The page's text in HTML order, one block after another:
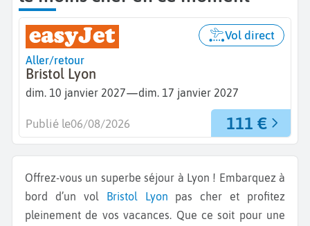
Aller/retour
Bristol Lyon
dim. 10 janvier 2027—dim. 17 janvier 2027
Vol direct
111 €
Publié le06/08/2026
Offrez-vous un superbe séjour à Lyon ! Embarquez à
bord d’un vol Bristol Lyon pas cher et profitez
pleinement de vos vacances. Que ce soit pour une